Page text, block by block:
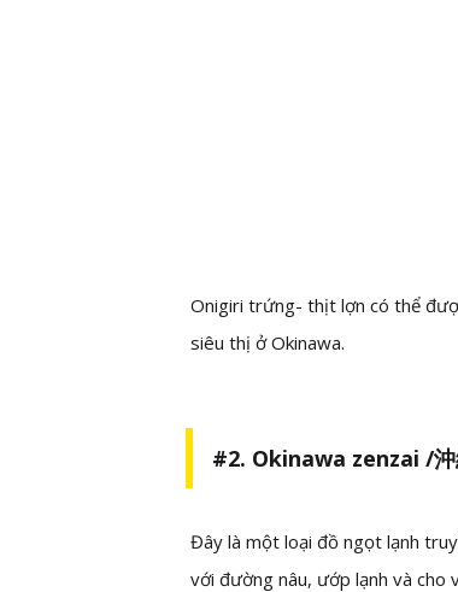
Onigiri trứng- thịt lợn có thể
siêu thị ở Okinawa.
#2. Okinawa zenzai /沖
Đây là một loại đồ ngọt lạnh
với đường nâu, ướp lạnh và cho